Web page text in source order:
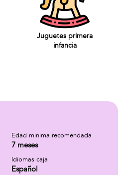
Juguetes primera
infancia
Edad minima recomendada
7 meses
Idiomas caja
Español